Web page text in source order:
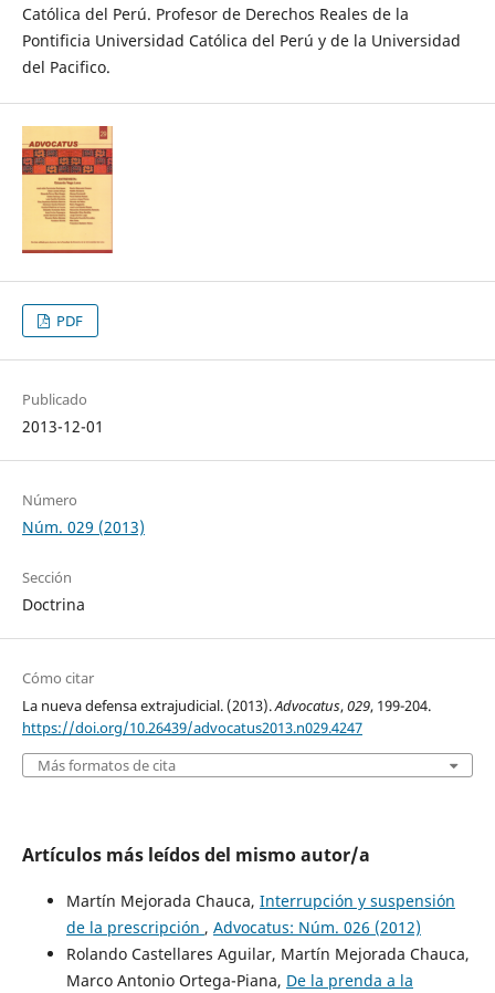
Católica del Perú. Profesor de Derechos Reales de la
Pontificia Universidad Católica del Perú y de la Universidad
del Pacifico.
PDF
Publicado
2013-12-01
Número
Núm. 029 (2013)
Sección
Doctrina
Cómo citar
La nueva defensa extrajudicial. (2013).Advocatus,029, 199-204.
https://doi.org/10.26439/advocatus2013.n029.4247
Más formatos de cita
Artículos más leídos del mismo autor/a
Martín Mejorada Chauca, Interrupción y suspensión
de la prescripción , Advocatus: Núm. 026 (2012)
Rolando Castellares Aguilar, Martín Mejorada Chauca,
Marco Antonio Ortega-Piana, De la prenda a la